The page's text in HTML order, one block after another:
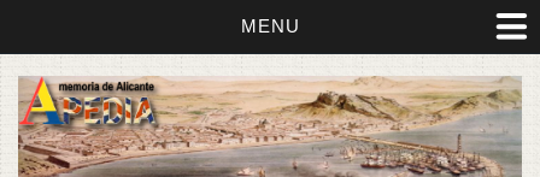
MENU